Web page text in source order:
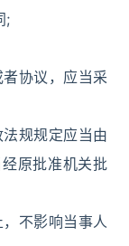
;
协议，应当采
规规定应当由
原批准机关批
不影响当事人